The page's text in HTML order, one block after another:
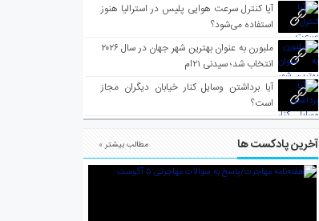
آیا کنترل سرعت هوایی پلیس در استرالیا هنوز
استفاده می‌شود؟
ملبورن به عنوان بهترین شهر جهان در سال ۲۰۲۶
انتخاب شد؛ سیدنی ۲۱‌ام
آیا برداشتن وسایل کنار خیابان دیگران مجاز
است؟
آخرین پادکست ها مطالب بیشتر »